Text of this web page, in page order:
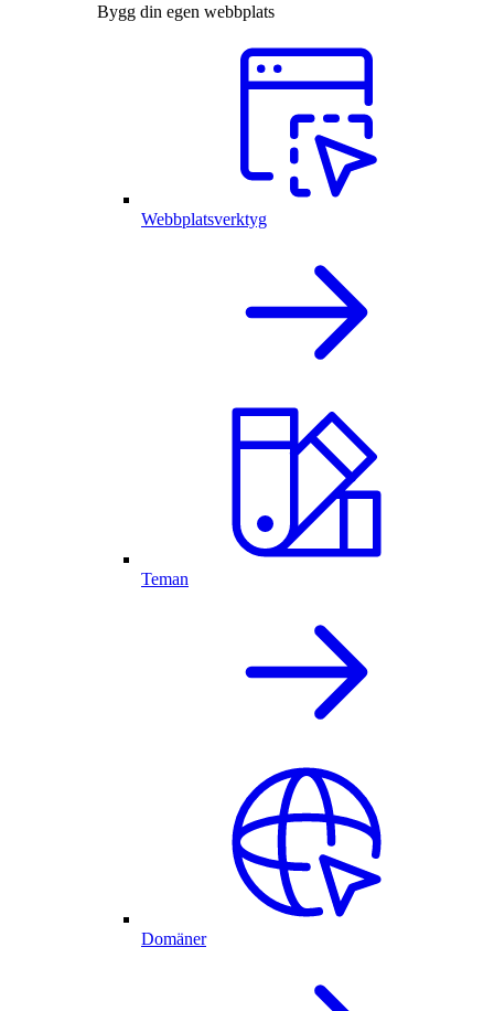
Bygg din egen webbplats
Webbplatsverktyg
Teman
Domäner